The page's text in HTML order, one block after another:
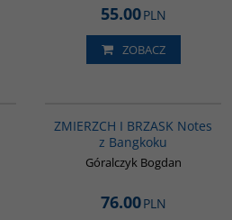
55.00PLN
ZOBACZ
ZMIERZCH I BRZASK Notes
z Bangkoku
Góralczyk Bogdan
76.00PLN